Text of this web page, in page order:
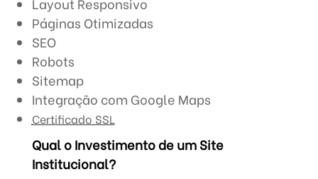
Páginas Otimizadas
SEO
Robots
Sitemap
Integração com Google Maps
Certificado SSL
Qual o Investimento de um Site
Institucional?